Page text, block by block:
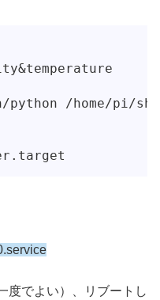
/home/pi/
度でよい）、リブートし